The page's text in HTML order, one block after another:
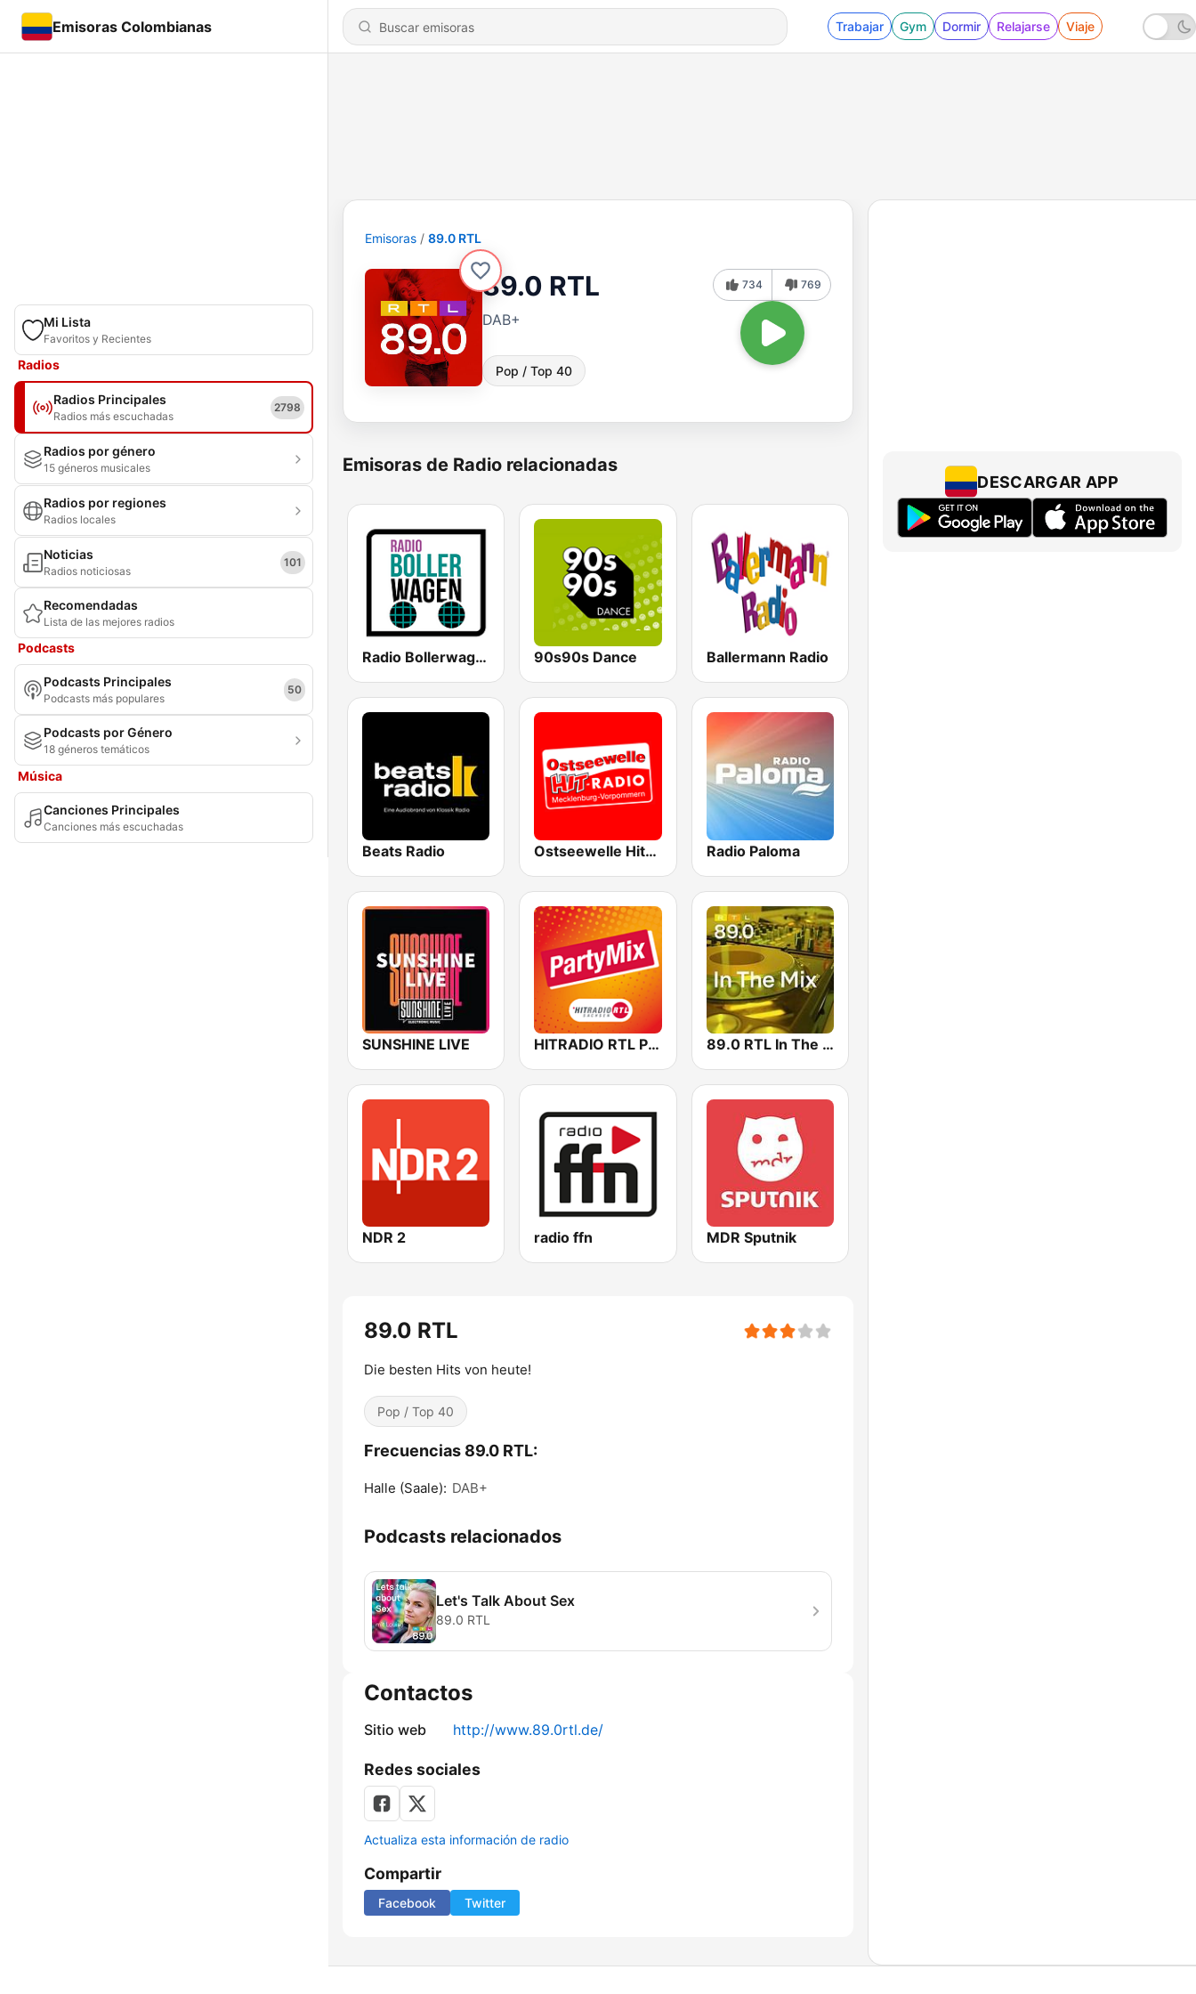
Emisoras Colombianas Trabajar Gym Dormir Relajarse Viaje
Mi Lista
Favoritos y Recientes
Radios
Radios Principales
Radios más escuchadas
2798
Radios por género
15 géneros musicales
Radios por regiones
Radios locales
Noticias
Radios noticiosas
101
Recomendadas
Lista de las mejores radios
Podcasts
Podcasts Principales
Podcasts más populares
50
Podcasts por Género
18 géneros temáticos
Música
Canciones Principales
Canciones más escuchadas
Emisoras 89.0 RTL
89.0 RTL
DAB+
Pop / Top 40
734 769
Emisoras de Radio relacionadas
Radio Bollerwagen 90s90s Dance Ballermann Radio
Beats Radio Ostseewelle Hit-Radio 105.6 Radio Paloma
SUNSHINE LIVE HITRADIO RTL PartyMix 89.0 RTL In The Mix
NDR 2 radio ffn MDR Sputnik
89.0 RTL
Die besten Hits von heute!
Pop / Top 40
Frecuencias 89.0 RTL:
Halle (Saale): DAB+
Podcasts relacionados
Let's Talk About Sex
89.0 RTL
Contactos
Sitio web http://www.89.0rtl.de/
Redes sociales
Actualiza esta información de radio
Compartir
Facebook Twitter
DESCARGAR APP